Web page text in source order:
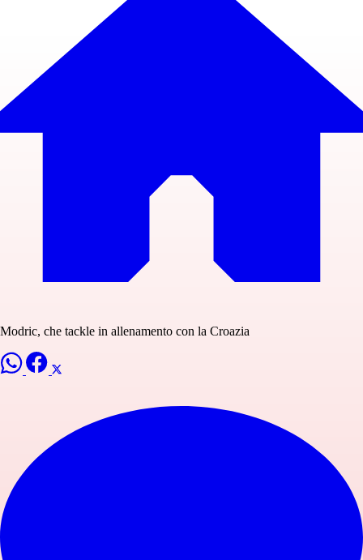
Modric, che tackle in allenamento con la Croazia